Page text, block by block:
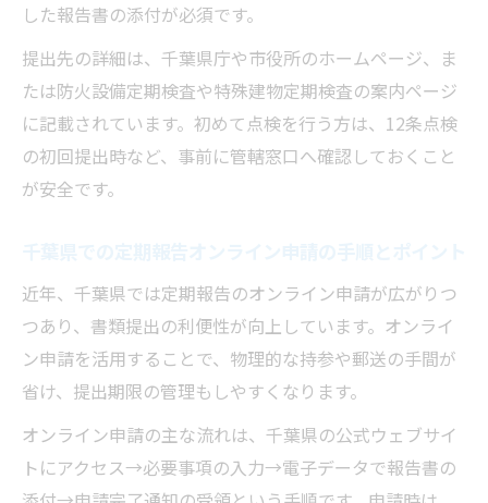
した報告書の添付が必須です。
提出先の詳細は、千葉県庁や市役所のホームページ、ま
たは防火設備定期検査や特殊建物定期検査の案内ページ
に記載されています。初めて点検を行う方は、12条点検
の初回提出時など、事前に管轄窓口へ確認しておくこと
が安全です。
近年、千葉県では定期報告のオンライン申請が広がりつ
つあり、書類提出の利便性が向上しています。オンライ
ン申請を活用することで、物理的な持参や郵送の手間が
省け、提出期限の管理もしやすくなります。
オンライン申請の主な流れは、千葉県の公式ウェブサイ
トにアクセス→必要事項の入力→電子データで報告書の